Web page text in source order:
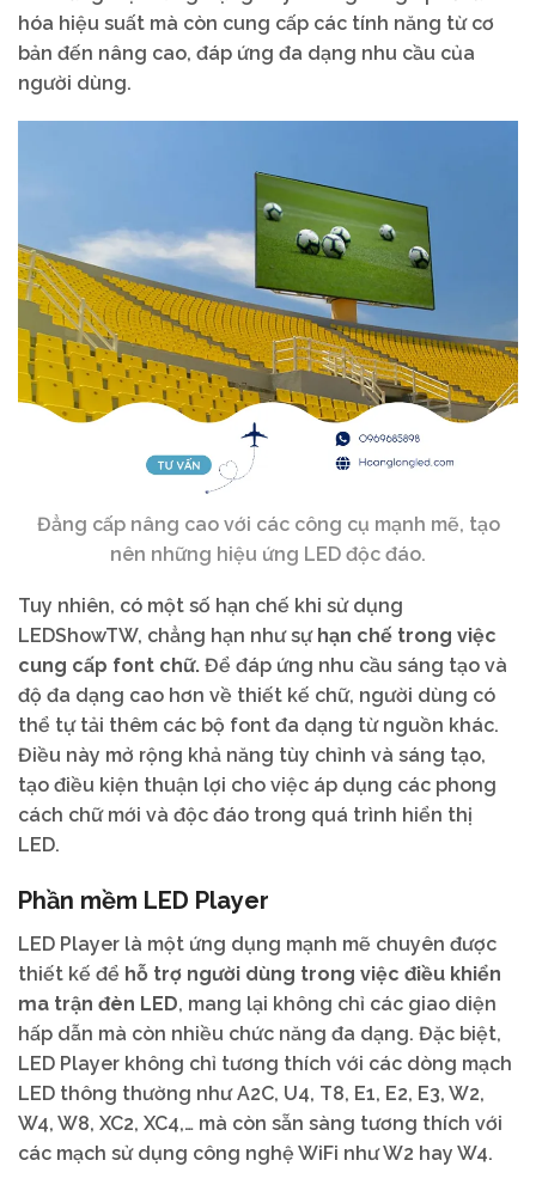
hóa hiệu suất mà còn cung cấp các tính năng từ cơ
bản đến nâng cao, đáp ứng đa dạng nhu cầu của
người dùng.
Đẳng cấp nâng cao với các công cụ mạnh mẽ, tạo
nên những hiệu ứng LED độc đáo.
Tuy nhiên, có một số hạn chế khi sử dụng
LEDShowTW, chẳng hạn như sự hạn chế trong việc
cung cấp font chữ. Để đáp ứng nhu cầu sáng tạo và
độ đa dạng cao hơn về thiết kế chữ, người dùng có
thể tự tải thêm các bộ font đa dạng từ nguồn khác.
Điều này mở rộng khả năng tùy chỉnh và sáng tạo,
tạo điều kiện thuận lợi cho việc áp dụng các phong
cách chữ mới và độc đáo trong quá trình hiển thị
LED.
Phần mềm LED Player
LED Player là một ứng dụng mạnh mẽ chuyên được
thiết kế để hỗ trợ người dùng trong việc điều khiển
ma trận đèn LED, mang lại không chỉ các giao diện
hấp dẫn mà còn nhiều chức năng đa dạng. Đặc biệt,
LED Player không chỉ tương thích với các dòng mạch
LED thông thường như A2C, U4, T8, E1, E2, E3, W2,
W4, W8, XC2, XC4,… mà còn sẵn sàng tương thích với
các mạch sử dụng công nghệ WiFi như W2 hay W4.